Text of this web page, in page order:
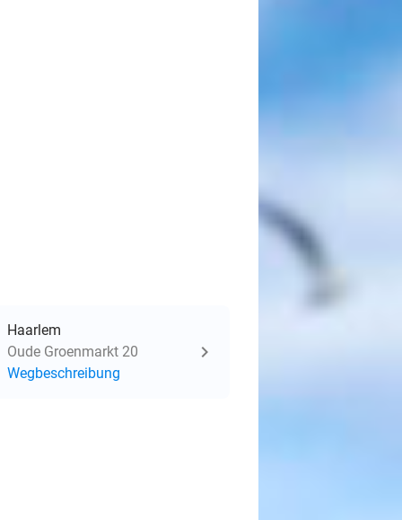
Haarlem
Oude Groenmarkt 20
Wegbeschreibung